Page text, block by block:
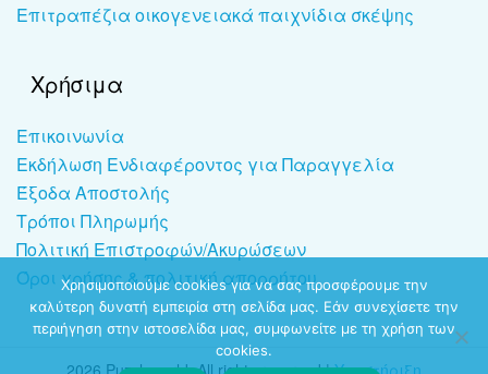
Επιτραπέζια οικογενειακά παιχνίδια σκέψης
Χρήσιμα
Επικοινωνία
Εκδήλωση Ενδιαφέροντος για Παραγγελία
Έξοδα Αποστολής
Τρόποι Πληρωμής
Πολιτική Επιστροφών/Ακυρώσεων
Όροι χρήσης & πολιτική απορρήτου
2026 Puzzleworld. All rights reserved |Υποστήριξη
Χρησιμοποιούμε cookies για να σας προσφέρουμε την
καλύτερη δυνατή εμπειρία στη σελίδα μας. Εάν συνεχίσετε την
περιήγηση στην ιστοσελίδα μας, συμφωνείτε με τη χρήση των
cookies.